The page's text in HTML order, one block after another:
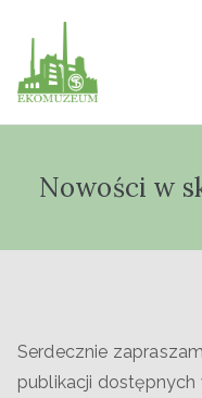
Nowości w
Serdecznie
publikacji dostępnych